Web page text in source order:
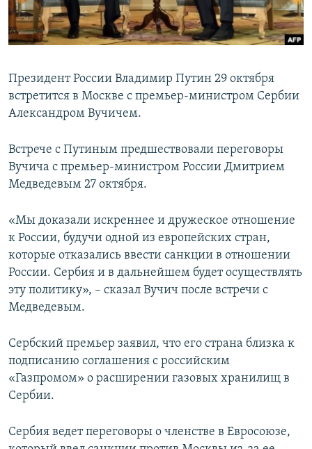
ПОБЕДИТЕЛЕЙ НЕ СУДЯТ?
КРЫМ.НЕПОКОРЕННЫЙ
ПРИСОЕДИНЯЙТЕСЬ!
Все сайты RFE/RL
Президент России Владимир Путин 29 октября
встретится в Москве с премьер-министром Сербии
Александром Вучичем.
Встрече с Путиным предшествовали переговоры
Вучича с премьер-министром России Дмитрием
Медведевым 27 октября.
«Мы доказали искреннее и дружеское отношение
к России, будучи одной из европейских стран,
которые отказались ввести санкции в отношении
России. Сербия и в дальнейшем будет осуществлять
эту политику», – сказал Вучич после встречи с
Медведевым.
Сербский премьер заявил, что его страна близка к
подписанию соглашения с российским
«Газпромом» о расширении газовых хранилищ в
Сербии.
Сербия ведет переговоры о членстве в Евросоюзе,